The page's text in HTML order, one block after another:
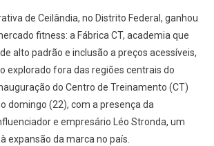
ESTRUTURA
PREMIUM
de Ceilândia, no Distrito Federal, ganhou
fitness: a Fábrica CT, academia que
alto padrão e inclusão a preços acessíveis,
explorado fora das regiões centrais do
do Centro de Treinamento (CT)
domingo (22), com a presença da
e empresário Léo Stronda, um
expansão da marca no país.